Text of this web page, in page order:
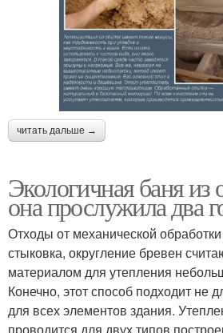
читать дальше →
Экологичная баня из
она прослужила два
Отходы от механической
стыковка, округление бревен
материалом для утепления
Конечно, этот способ подходит не
для всех элементов здания.
проводится для двух типов